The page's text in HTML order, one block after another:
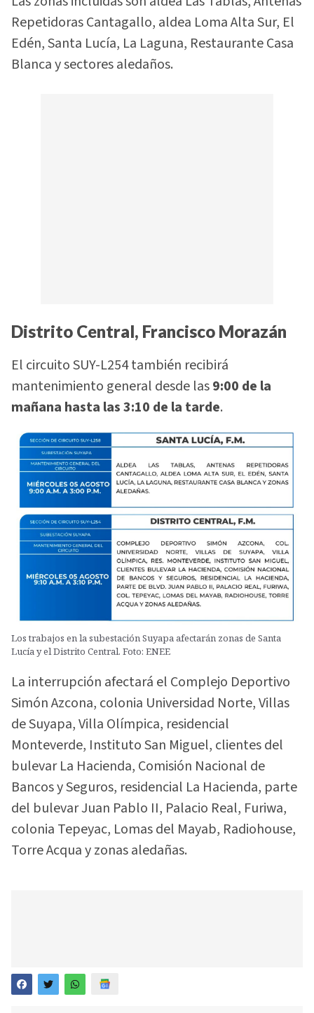
Repetidoras Cantagallo, aldea Loma Alta Sur, El
Edén, Santa Lucía, La Laguna, Restaurante Casa
Blanca y sectores aledaños.
Distrito Central, Francisco Morazán
El circuito SUY-L254 también recibirá
mantenimiento general desde las9:00 de la
mañana hasta las 3:10 de la tarde.
Los trabajos en la subestación Suyapa afectarán zonas de Santa
Lucía y el Distrito Central. Foto: ENEE
La interrupción afectará el Complejo Deportivo
Simón Azcona, colonia Universidad Norte, Villas
de Suyapa, Villa Olímpica, residencial
Monteverde, Instituto San Miguel, clientes del
bulevar La Hacienda, Comisión Nacional de
Bancos y Seguros, residencial La Hacienda, parte
del bulevar Juan Pablo II, Palacio Real, Furiwa,
colonia Tepeyac, Lomas del Mayab, Radiohouse,
Torre Acqua y zonas aledañas.